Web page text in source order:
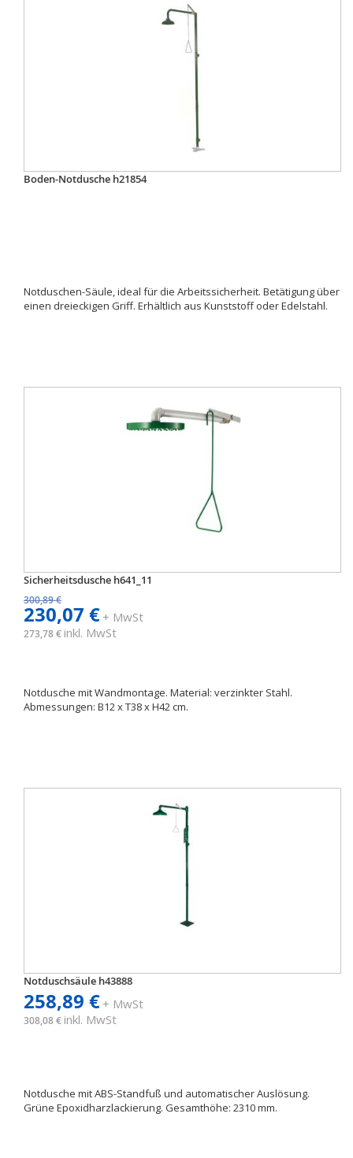
Boden-Notdusche h21854
Notduschen-Säule, ideal für die Arbeitssicherheit. Betätigung über
einen dreieckigen Griff. Erhältlich aus Kunststoff oder Edelstahl.
Sicherheitsdusche h641_11
300,89 €
230,07 €+ MwSt
273,78 € inkl. MwSt
Notdusche mit Wandmontage. Material: verzinkter Stahl.
Abmessungen: B12 x T38 x H42 cm.
Notduschsäule h43888
258,89 €+ MwSt
308,08 € inkl. MwSt
Notdusche mit ABS-Standfuß und automatischer Auslösung.
Grüne Epoxidharzlackierung. Gesamthöhe: 2310 mm.